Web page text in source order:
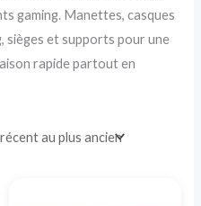
gaming. Manettes, casques
sièges et supports pour une
rapide partout en